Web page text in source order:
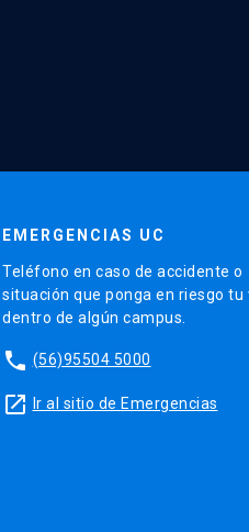
EMERGENCIAS UC
Teléfono en caso de accidente o
situación que ponga en riesgo tu
dentro de algún campus.
phone (56)95504 5000
launch Ir al sitio de Emergencias